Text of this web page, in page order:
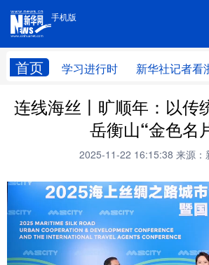
手机版
首页 学习进行时 新华社记者看
手机版
连线海丝丨旷顺年：以传
岳衡山“金色名
2025-11-22 16:15:38 来源：